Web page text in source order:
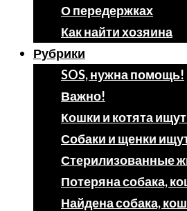
О передержках
Как найти хозяина
Рубрики
SOS, нужна помощь!
Важно!
Кошки и котята
Собаки и щенки
Стерилизованные
Потеряна собака,
Найдена собака,